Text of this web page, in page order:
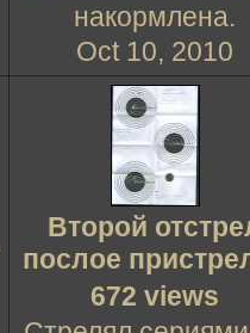
накормлена.
Oct 10, 2010
Второй
послое
672 views